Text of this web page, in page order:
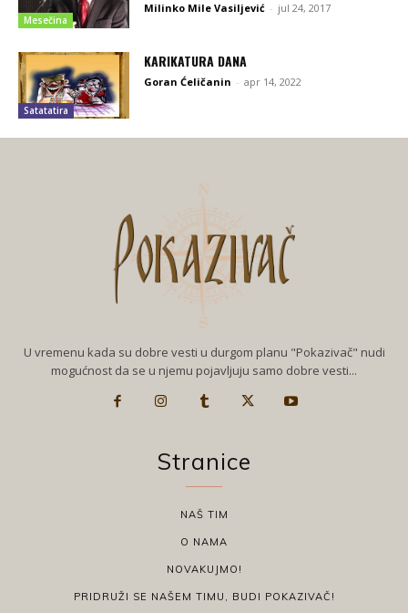
Mesečina
Milinko Mile Vasiljević - jul 24, 2017
Satatatira
KARIKATURA DANA
Goran Ćeličanin - apr 14, 2022
U vremenu kada su dobre vesti u durgom planu "Pokazivač" nudi
mogućnost da se u njemu pojavljuju samo dobre vesti...
Stranice
NAŠ TIM
O NAMA
NOVAKUJMO!
PRIDRUŽI SE NAŠEM TIMU, BUDI POKAZIVAČ!